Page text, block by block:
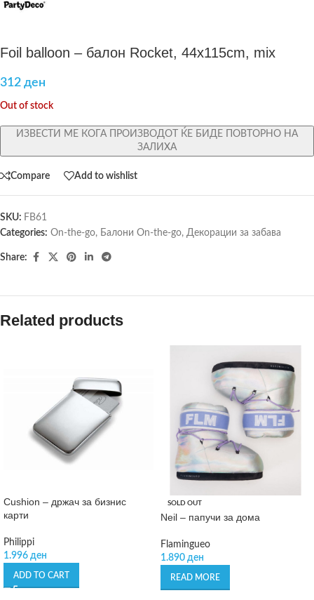
Foil balloon – балон Rocket, 44x115cm, mix
312 ден
Out of stock
ИЗВЕСТИ МЕ КОГА ПРОИЗВОДОТ ЌЕ БИДЕ ПОВТОРНО НА
ЗАЛИХА
Compare Add to wishlist
SKU: FB61
Categories: On-the-go, Балони On-the-go, Декорации за забава
Share:
Related products
Cushion – држач за бизнис
карти
Philippi
1.996 ден
ADD TO CART
SOLD OUT
Neil – папучи за дома
Flamingueo
1.890 ден
READ MORE